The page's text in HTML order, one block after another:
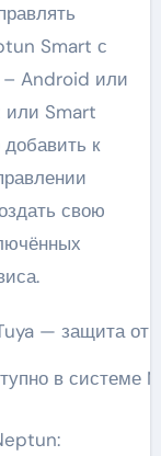
Smart с
Android или
или Smart
к
свою
в системе